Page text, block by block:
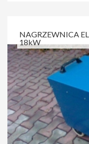
NAGRZEWNICA
18kW